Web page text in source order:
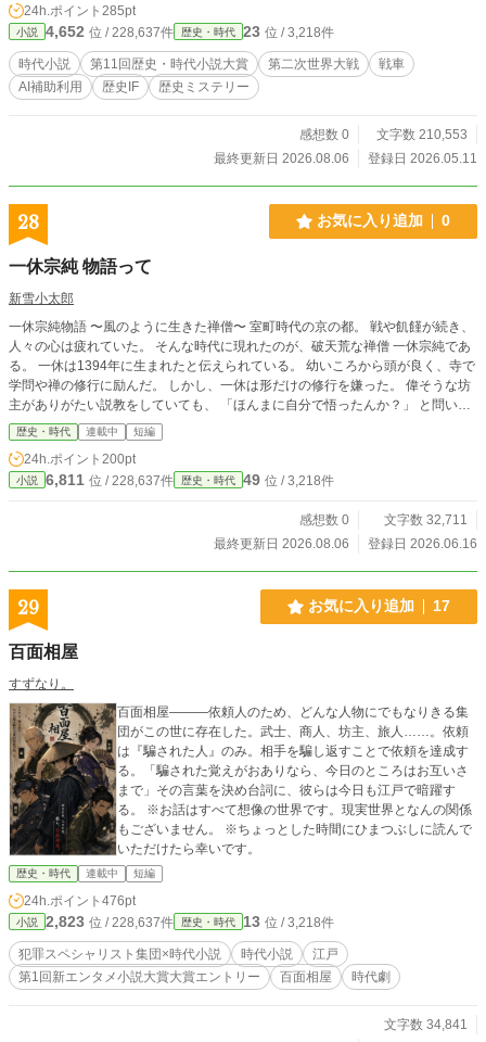
24h.ポイント 285pt
小説 4,652 位 / 228,637件 歴史・時代 23 位 / 3,218件
時代小説 第11回歴史・時代小説大賞 第二次世界大戦
戦車
AI補助利用
歴史IF 歴史ミステリー
感想数 0
文字数 210,553
最終更新日 2026.08.06
登録日 2026.05.11
28 お気に入り追加 0
一休宗純 物語って
新雪小太郎
一休宗純物語 〜風のように生きた禅僧〜 室町時代の京の都。 戦や飢饉が続き、
人々の心は疲れていた。 そんな時代に現れたのが、破天荒な禅僧 一休宗純であ
る。 一休は1394年に生まれたと伝えられている。 幼いころから頭が良く、寺で
学問や禅の修行に励んだ。 しかし、一休は形だけの修行を嫌った。 偉そうな坊
主がありがたい説教をしていても、 「ほんまに自分で悟ったんか？」 と問いか
けた。 権威や形式に縛られることを嫌い、 真実を自分の目で確かめようとした
のである。 ある日、一休は川辺を歩いていた。 風が吹き、 柳の枝が揺れる。 鳥
が鳴く。 川の水が流れる。 そのとき一休は思った。 「自然は何も飾らん。 た
だ、そのままや。」 禅の教えでいう「ありのまま」の姿が、 そこにあった。 や
かった。 酒を飲み、 町を歩き、 庶民と語り合った。 時には恋もした。 特に晩
年には、 森侍者という女性を深く愛した。 一休は、 「仏は遠くにおらん。 人の
寝る。」 弟子は首をかしげた。 「そんなことは誰でもやっています。」 一休は
笑った。 「いや、みんな飯を食いながら別のことを考えとる。 寝る時も悩みご
とを抱えとる。 本当に飯を食い、本当に寝るのは難しいんや。」 晩年、一休は
大徳寺の復興に尽力した。 戦乱で荒れ果てた寺を立て直し、 人々に希望を与え
たのである。 そして1481年、 87歳でその生涯を閉じた。 しかし、一休の言葉
ば道はなし。」 という言葉は一休の作とされることがあるが、実際には後世に
広まったもので、一休本人の言葉かは定かではない。 それでも一休の生き方
は、その精神によく表れている。 正解を探すより、 まず歩いてみる。 権威に従
うより、 自分の目で確かめる。 そして、 笑いながら生きる。 そんな自由な風の
ような人物が、一休宗純だったのである。
歴史・時代 連載中 短編
24h.ポイント 200pt
小説 6,811 位 / 228,637件 歴史・時代 49 位 / 3,218件
感想数 0
文字数 32,711
最終更新日 2026.08.06
登録日 2026.06.16
29 お気に入り追加 17
百面相屋
すずなり。
百面相屋―――依頼人のため、どんな人物にでもなりきる集
団がこの世に存在した。武士、商人、坊主、旅人……。依頼
は『騙された人』のみ。相手を騙し返すことで依頼を達成す
る。「騙された覚えがおありなら、今日のところはお互いさ
まで」その言葉を決め台詞に、彼らは今日も江戸で暗躍す
る。 ※お話はすべて想像の世界です。現実世界となんの関係
もございません。 ※ちょっとした時間にひまつぶしに読んで
いただけたら幸いです。
歴史・時代 連載中 短編
24h.ポイント 476pt
小説 2,823 位 / 228,637件 歴史・時代 13 位 / 3,218件
犯罪スペシャリスト集団×時代小説 時代小説
江戸
第1回新エンタメ小説大賞大賞エントリー
百面相屋 時代劇
文字数 34,841